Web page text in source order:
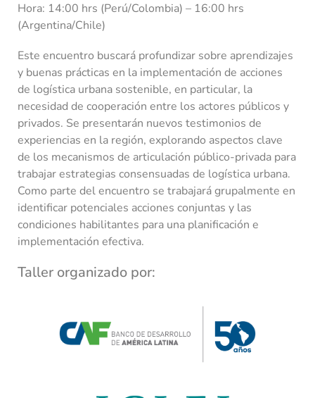
Hora: 14:00 hrs (Perú/Colombia) – 16:00 hrs
(Argentina/Chile)
Este encuentro buscará profundizar sobre aprendizajes
y buenas prácticas en la implementación de acciones
de logística urbana sostenible, en particular, la
necesidad de cooperación entre los actores públicos y
privados. Se presentarán nuevos testimonios de
experiencias en la región, explorando aspectos clave
de los mecanismos de articulación público-privada para
trabajar estrategias consensuadas de logística urbana.
Como parte del encuentro se trabajará grupalmente en
identificar potenciales acciones conjuntas y las
condiciones habilitantes para una planificación e
implementación efectiva.
Taller organizado por: